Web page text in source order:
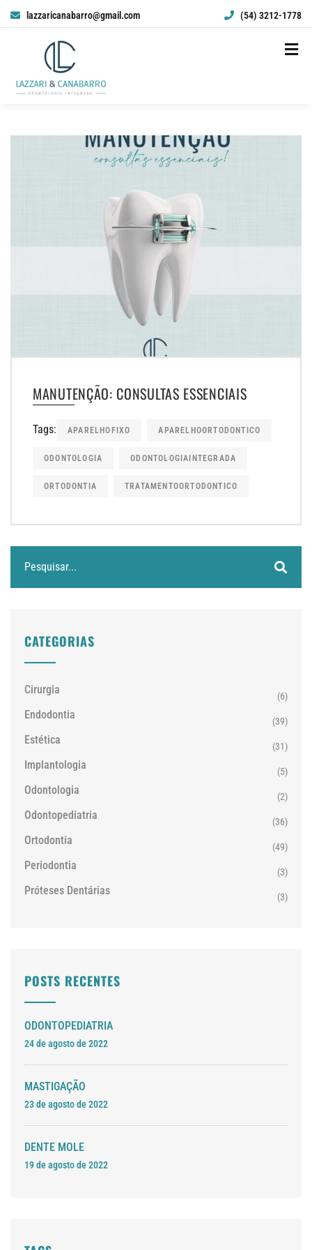
lazzaricanabarro@gmail.com (54) 3212-1778
MANUTENÇÃO: CONSULTAS ESSENCIAIS
Tags: APARELHOFIXO APARELHOORTODONTICO
ODONTOLOGIA ODONTOLOGIAINTEGRADA
ORTODONTIA TRATAMENTOORTODONTICO
CATEGORIAS
Cirurgia (6)
Endodontia (39)
Estética (31)
Implantologia (5)
Odontologia (2)
Odontopediatria (36)
Ortodontia (49)
Periodontia (3)
Próteses Dentárias (3)
POSTS RECENTES
ODONTOPEDIATRIA
24 de agosto de 2022
MASTIGAÇÃO
23 de agosto de 2022
DENTE MOLE
19 de agosto de 2022